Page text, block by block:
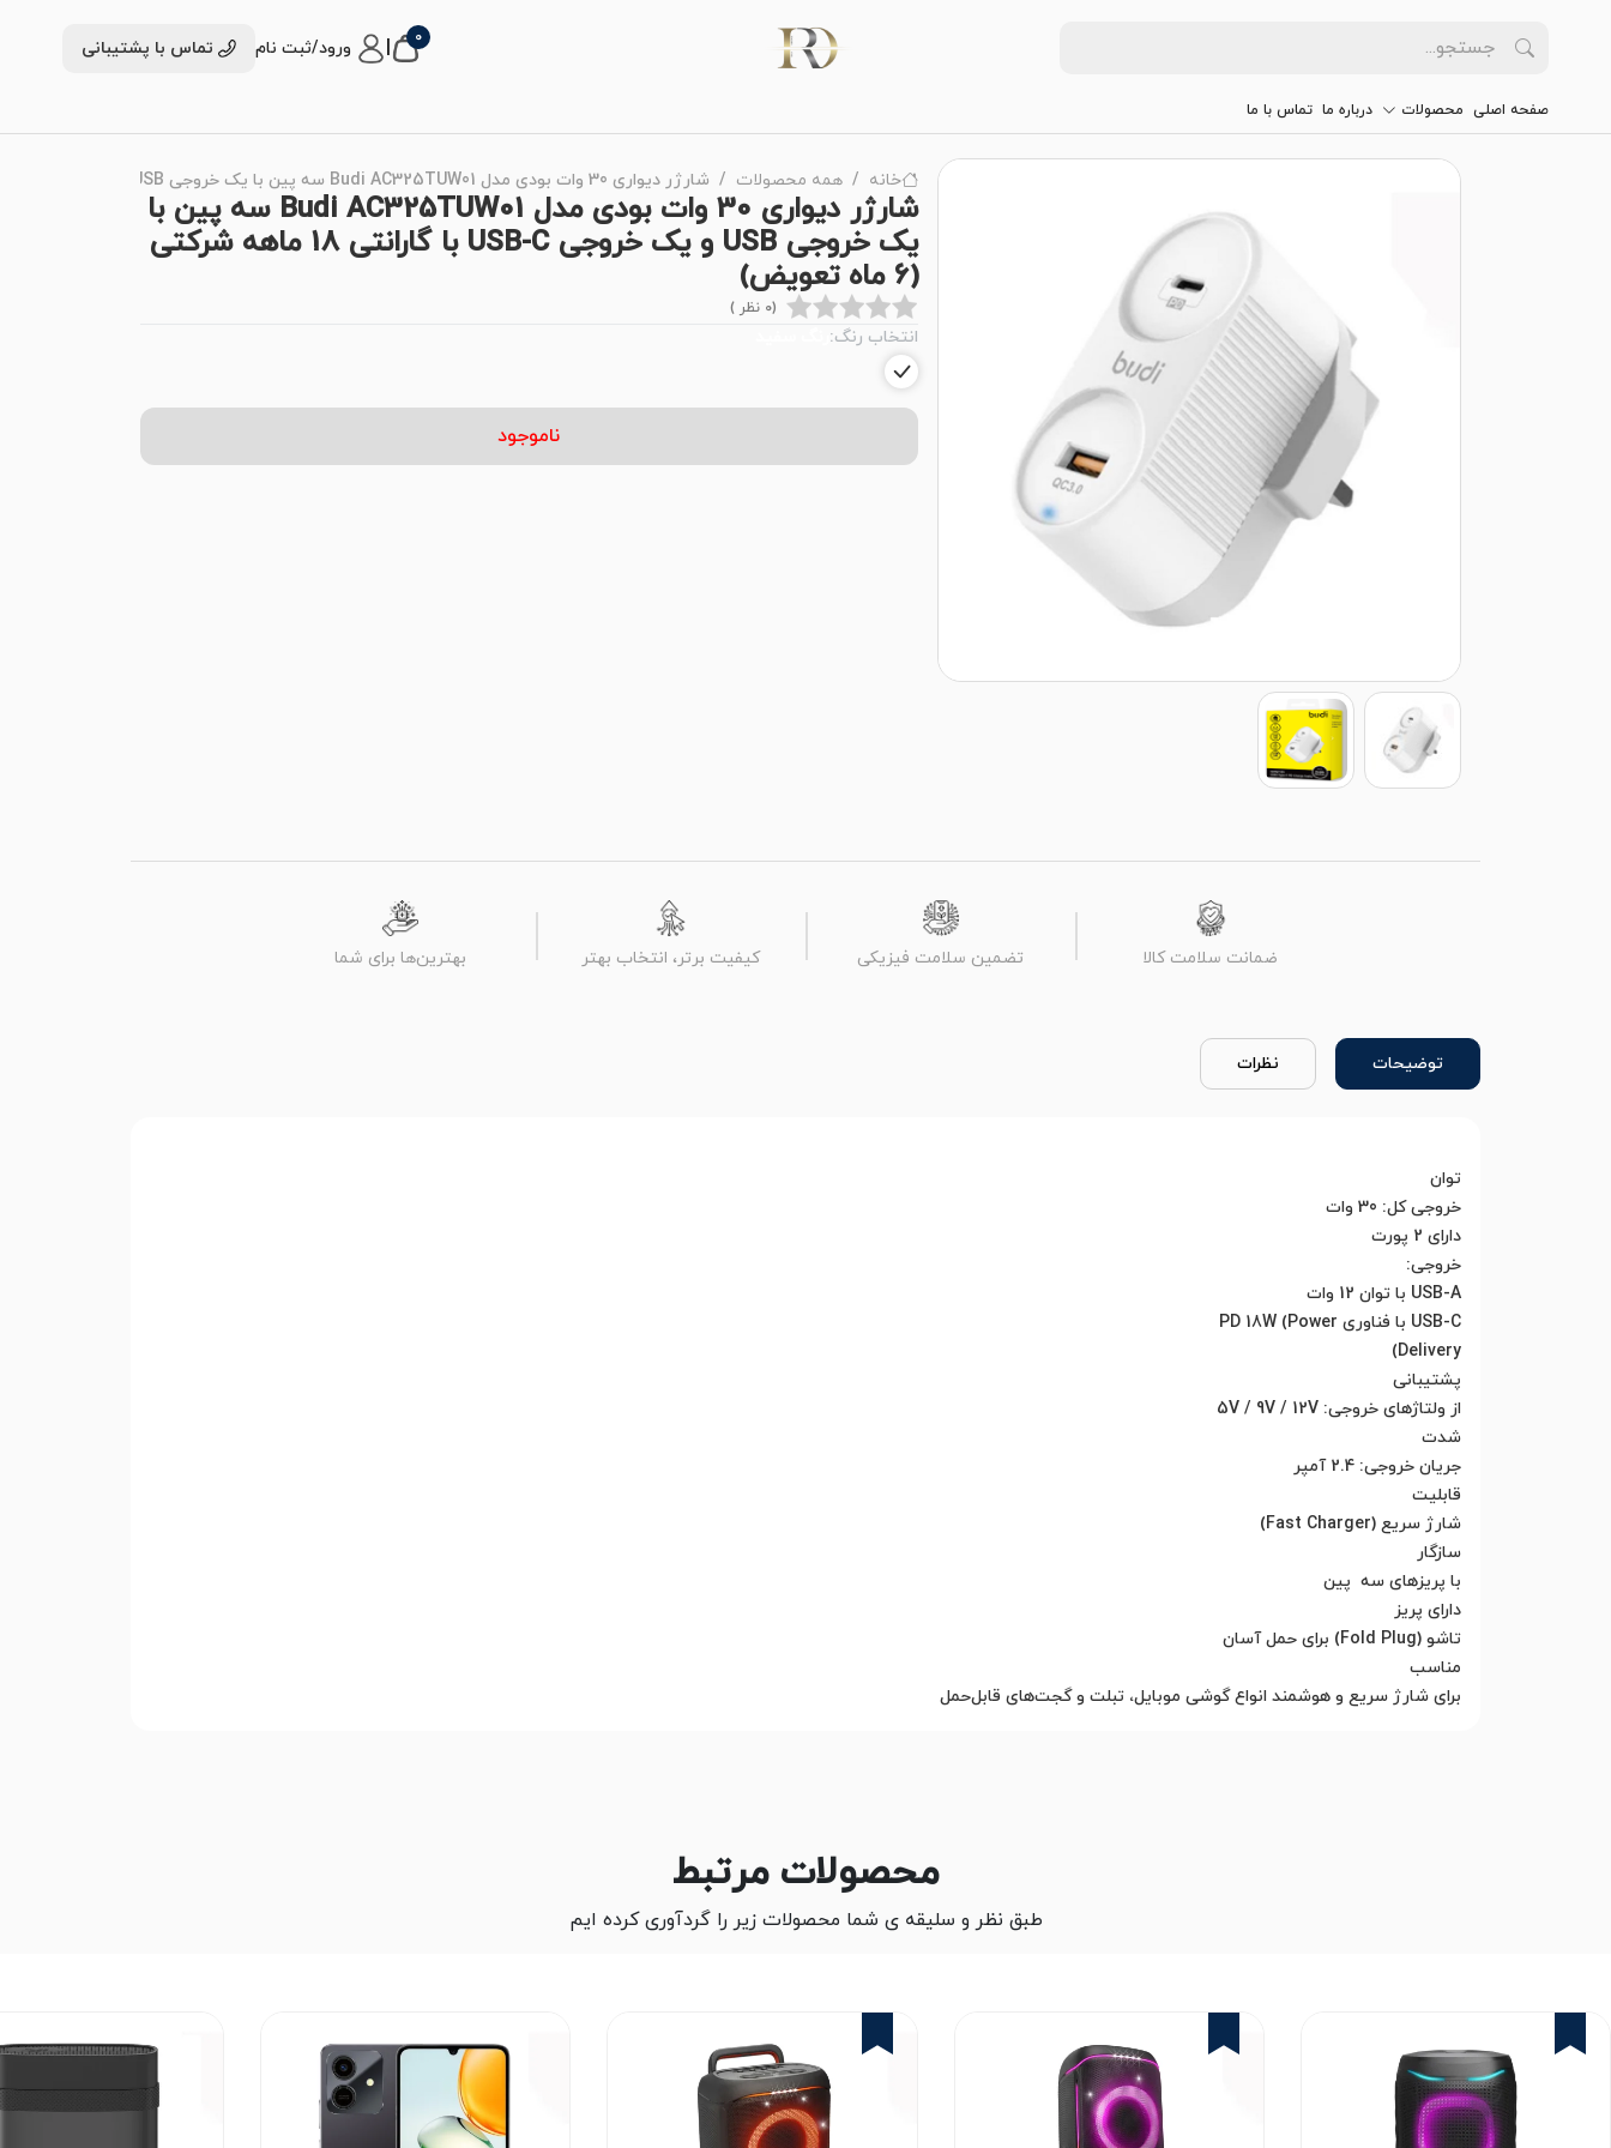
0 ورود/ثبت نام تماس با پشتیبانی
صفحه اصلی محصولات درباره ما تماس با ما
خانه همه محصولات شارژر دیواری 30 وات بودی مدل Budi AC325TUW01 سه پین با یک خروجی USB و یک خروجی USB-C با گارانتی 18 ماهه شرکتی (6 ماه تعویض)
شارژر دیواری 30 وات بودی مدل Budi AC325TUW01 سه پین با
یک خروجی USB و یک خروجی USB-C با گارانتی 18 ماهه شرکتی
(6 ماه تعویض)
(0 نظر )
انتخاب رنگ:
ناموجود
ضمانت سلامت کالا تضمین سلامت فیزیکی کیفیت برتر، انتخاب بهتر بهترین‌ها برای شما
توضیحات نظرات
توان
خروجی کل: 30 وات
دارای 2 پورت
USB-A با توان 12 وات
پشتیبانی
شدت
قابلیت
با پریزهای سه پین
تاشو (Fold Plug) برای حمل آسان
مناسب
برای شارژ سریع و هوشمند انواع گوشی موبایل، تبلت و گجت‌های قابل‌حمل
محصولات مرتبط
طبق نظر و سلیقه ی شما محصولات زیر را گردآوری کرده ایم